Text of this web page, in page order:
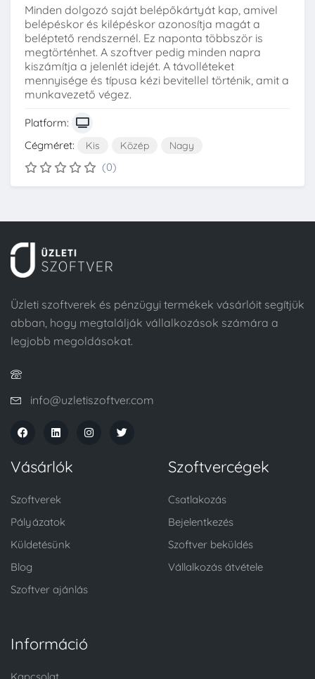
Minden dolgozó saját belépőkártyát kap, amivel
belépéskor és kilépéskor azonosítja magát a
beléptető rendszernél. Ez naponta többször is
megtörténhet. A szoftver pedig minden napra
kiszámítja a jelenlét idejét. A távolléteket
mennyisége és típusa kézi bevitellel történik, amit a
munkavezető végez.
Platform:
Cégméret:
Kis Közép Nagy
(0)
Üzleti szoftverek és pénzügyi termékek vásárlóit segítjük
abban, hogy megtalálják vállalkozások számára a
legjobb megoldásokat.
info@uzletiszoftver.com
Vásárlók
Szoftverek
Pályázatok
Küldetésünk
Blog
Szoftver ajánlás
Szoftvercégek
Csatlakozás
Bejelentkezés
Szoftver beküldés
Vállalkozás átvétele
Információ